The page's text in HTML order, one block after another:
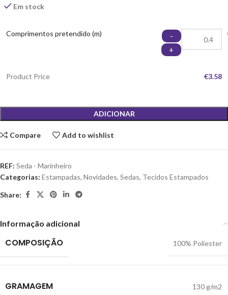
Em stock
Comprimentos pretendido (m)
-
+
Product Price €3.58
ADICIONAR
Compare Add to wishlist
REF: Seda - Marinheiro
Categorias: Estampadas, Novidades, Sedas, Tecidos Estampados
Share:
Informação adicional
COMPOSIÇÃO 100% Poliester
GRAMAGEM 130 g/m2